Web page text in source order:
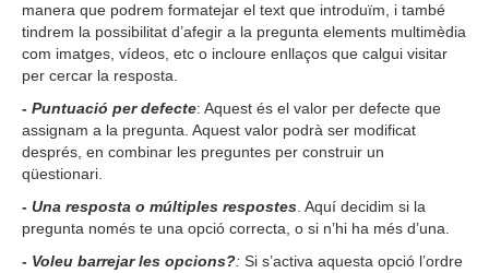
manera que podrem formatejar el text que introduïm, i també
tindrem la possibilitat d’afegir a la pregunta elements multimèdia
com imatges, vídeos, etc o incloure enllaços que calgui visitar
per cercar la resposta.
- Puntuació per defecte: Aquest és el valor per defecte que
assignam a la pregunta. Aquest valor podrà ser modificat
després, en combinar les preguntes per construir un
qüestionari.
- Una resposta o múltiples respostes . Aquí decidim si la
pregunta només te una opció correcta, o si n’hi ha més d’una.
- Voleu barrejar les opcions?: Si s’activa aquesta opció l’ordre